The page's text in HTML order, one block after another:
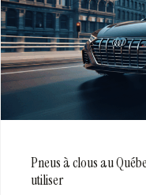
Pneus à clous au
utiliser